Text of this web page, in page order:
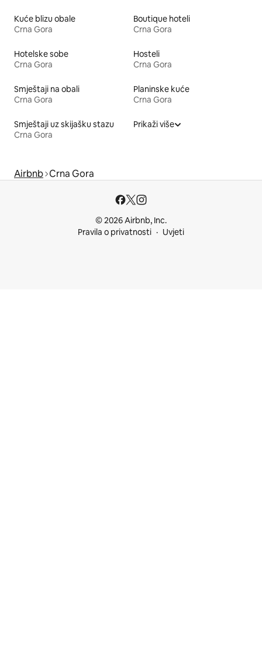
Kuće blizu obale
Crna Gora
Boutique hoteli
Crna Gora
Hotelske sobe
Crna Gora
Hosteli
Crna Gora
Smještaji na obali
Crna Gora
Planinske kuće
Crna Gora
Smještaji uz skijašku stazu
Crna Gora
Prikaži više
Airbnb Crna Gora
© 2026 Airbnb, Inc.
Pravila o privatnosti
Uvjeti